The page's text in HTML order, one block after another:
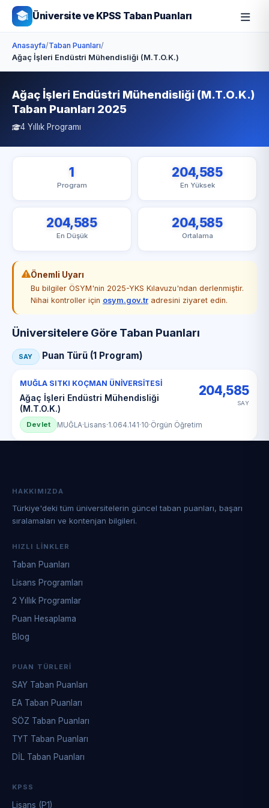
Üniversite ve KPSS Taban Puanları
Anasayfa/Taban Puanları/
Ağaç İşleri Endüstri Mühendisliği (M.T.O.K.)
Ağaç İşleri Endüstri Mühendisliği (M.T.O.K.)
Taban Puanları 2025
4 Yıllık Programı
1
Program
204,585
En Yüksek
204,585
En Düşük
204,585
Ortalama
Önemli Uyarı
Bu bilgiler ÖSYM'nin 2025-YKS Kılavuzu'ndan derlenmiştir.
Nihai kontroller için osym.gov.tr adresini ziyaret edin.
Üniversitelere Göre Taban Puanları
SAY Puan Türü (1 Program)
MUĞLA SITKI KOÇMAN ÜNİVERSİTESİ
Ağaç İşleri Endüstri Mühendisliği
(M.T.O.K.)
204,585
SAY
Devlet MUĞLA·Lisans·1.064.141·10·Örgün Öğretim
HAKKIMIZDA
Türkiye'deki tüm üniversitelerin güncel taban puanları, başarı
sıralamaları ve kontenjan bilgileri.
HIZLI LINKLER
Taban Puanları
Lisans Programları
2 Yıllık Programlar
Puan Hesaplama
Blog
PUAN TÜRLERI
SAY Taban Puanları
EA Taban Puanları
SÖZ Taban Puanları
TYT Taban Puanları
DİL Taban Puanları
KPSS
Lisans (P1)